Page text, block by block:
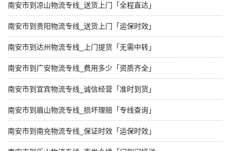
南安市到凉山物流专线_送货上门「全程直达」
南安市到贵阳物流专线_送货上门「运保时效」
南安市到达州物流专线_上门提货「无需中转」
南安市到广安物流专线_费用多少「资质齐全」
南安市到宜宾物流专线_诚信经营「准时到货」
南安市到眉山物流专线_损坏理赔「专线查询」
南安市到南充物流专线_保证时效「运保时效」